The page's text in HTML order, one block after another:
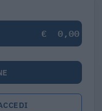
€ 0,00